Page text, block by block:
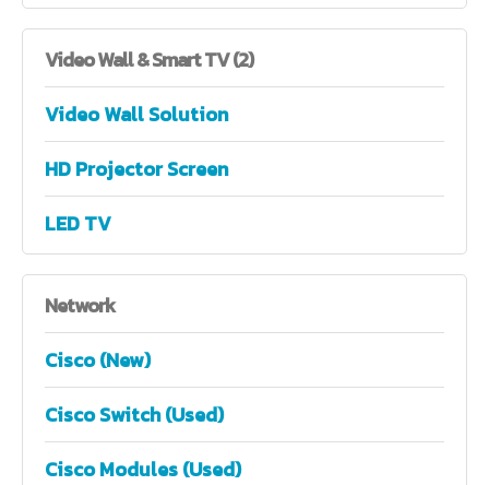
VideoWall & Smart TV (2)
Video Wall Solution
HD Projector Screen
LED TV
Network
Cisco (New)
Cisco Switch (Used)
Cisco Modules (Used)